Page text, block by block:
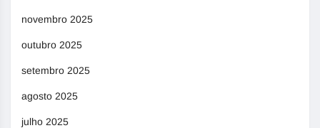
novembro 2025
outubro 2025
setembro 2025
agosto 2025
julho 2025